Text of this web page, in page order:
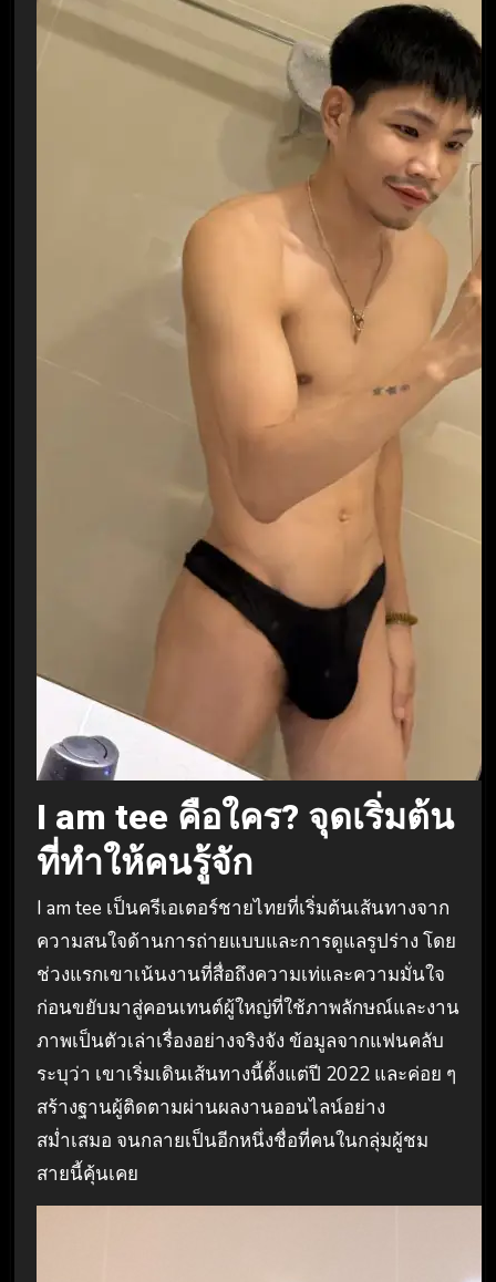
I am tee คือใคร? จุดเริ่มต้น
ที่ทำให้คนรู้จัก
I am tee เป็นครีเอเตอร์ชายไทยที่เริ่มต้นเส้นทางจาก
ความสนใจด้านการถ่ายแบบและการดูแลรูปร่าง โดย
ช่วงแรกเขาเน้นงานที่สื่อถึงความเท่และความมั่นใจ
ก่อนขยับมาสู่คอนเทนต์ผู้ใหญ่ที่ใช้ภาพลักษณ์และงาน
ภาพเป็นตัวเล่าเรื่องอย่างจริงจัง ข้อมูลจากแฟนคลับ
ระบุว่า เขาเริ่มเดินเส้นทางนี้ตั้งแต่ปี 2022 และค่อย ๆ
สร้างฐานผู้ติดตามผ่านผลงานออนไลน์อย่าง
สม่ำเสมอ จนกลายเป็นอีกหนึ่งชื่อที่คนในกลุ่มผู้ชม
สายนี้คุ้นเคย